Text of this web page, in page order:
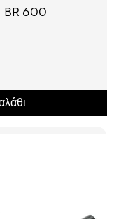
BR 600